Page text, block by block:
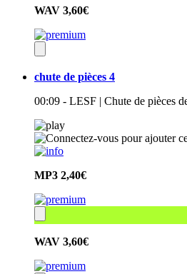
WAV 3,60€
chute de pièces 4
00:09 - LESF | Chute de pièces
MP3 2,40€
WAV 3,60€